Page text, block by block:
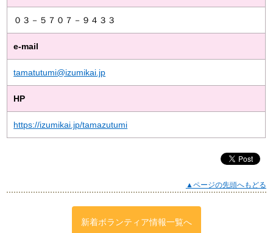
０３－５７０７－９４３３
e-mail
tamatutumi@izumikai.jp
HP
https://izumikai.jp/tamazutumi
▲ページの先頭へもどる
新着ボランティア情報一覧へ